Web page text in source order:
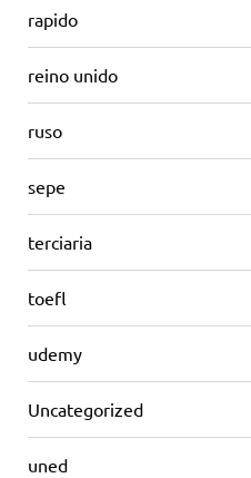
rapido
reino unido
ruso
sepe
terciaria
toefl
udemy
Uncategorized
uned